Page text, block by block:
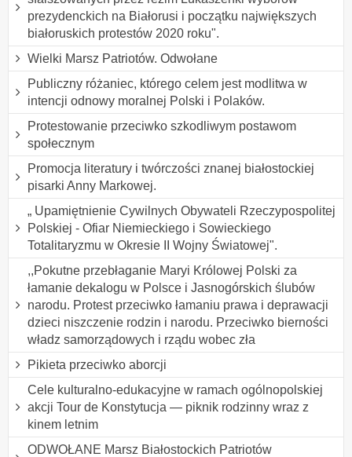
prezydenckich na Białorusi i początku największych
białoruskich protestów 2020 roku".
Wielki Marsz Patriotów. Odwołane
Publiczny różaniec, którego celem jest modlitwa w
intencji odnowy moralnej Polski i Polaków.
Protestowanie przeciwko szkodliwym postawom
społecznym
Promocja literatury i twórczości znanej białostockiej
pisarki Anny Markowej.
„ Upamiętnienie Cywilnych Obywateli Rzeczypospolitej
Polskiej - Ofiar Niemieckiego i Sowieckiego
Totalitaryzmu w Okresie II Wojny Światowej".
,,Pokutne przebłaganie Maryi Królowej Polski za
łamanie dekalogu w Polsce i Jasnogórskich ślubów
narodu. Protest przeciwko łamaniu prawa i deprawacji
dzieci niszczenie rodzin i narodu. Przeciwko bierności
władz samorządowych i rządu wobec zła
Pikieta przeciwko aborcji
Cele kulturalno-edukacyjne w ramach ogólnopolskiej
akcji Tour de Konstytucja — piknik rodzinny wraz z
kinem letnim
ODWOŁANE Marsz Białostockich Patriotów